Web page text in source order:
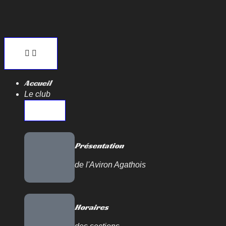
Accueil
Le club
Présentation
de l'Aviron Agathois
Horaires